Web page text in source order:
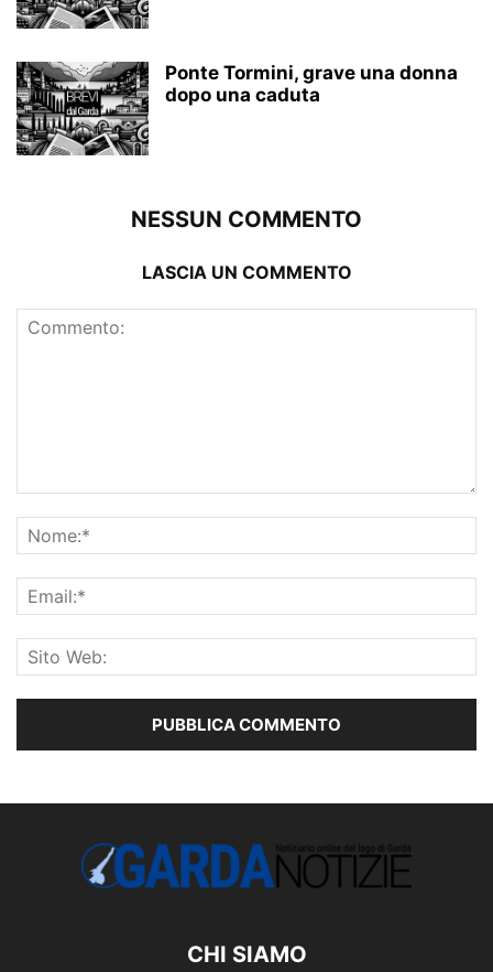
Ponte Tormini, grave una donna
dopo una caduta
NESSUN COMMENTO
LASCIA UN COMMENTO
CHI SIAMO